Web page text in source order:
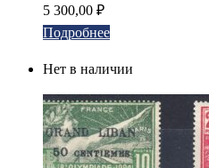
5 300,00 ₽
Подробнее
Нет в наличии